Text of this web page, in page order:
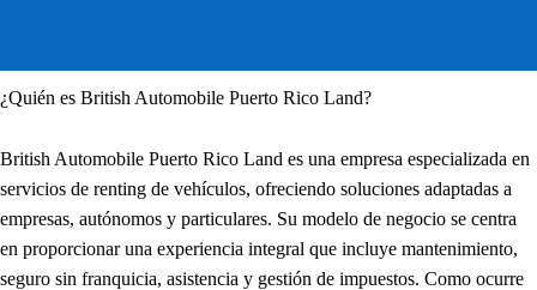
¿Quién es British Automobile Puerto Rico Land?
British Automobile Puerto Rico Land es una empresa especializada en
servicios de renting de vehículos, ofreciendo soluciones adaptadas a
empresas, autónomos y particulares. Su modelo de negocio se centra
en proporcionar una experiencia integral que incluye mantenimiento,
seguro sin franquicia, asistencia y gestión de impuestos. Como ocurre